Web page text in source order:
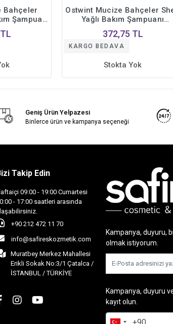
Bahçeler
Şampuanı
-
ml.
Ostwint Mucize Bahçeler
Yağlı Bakım Şampuanı
Derinlemesine Nemlendirme
Özel Formül 1000 ml.
372,75 TL
KARGO BEDAVA
Stokta Yok
Geniş Ürün Yelpazesi
Binlerce ürün ve kampanya seçeneği
Takip Edin
09:00 - 19:00 Cumartesi
- 17:00 saatleri arasında
+90 212 472 11 70
info@safireskozmetik.com
Muratbey Merkez Mahallesi
Erikli Sokak No:3/1 Çatalca /
İSTANBUL / TÜRKİYE
Kampanya, duyuru,
olmak istiyorum.
Kampanya, duyuru
kayıt olun.